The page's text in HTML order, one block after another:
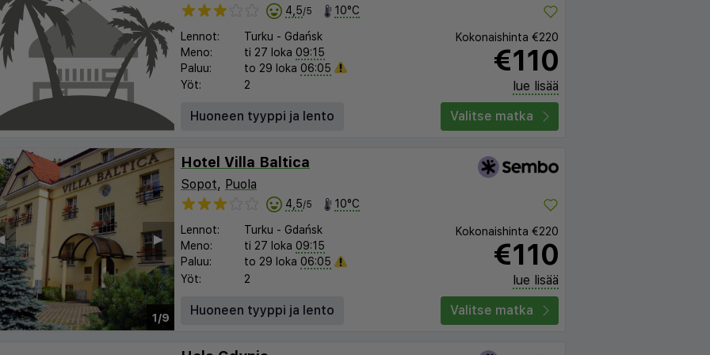
4,5/5 10°C
Lennot: Turku - Gdańsk
Meno:
ti 27 loka 09:15
Paluu:
to 29 loka 06:05
Yöt:
2
Kokonaishinta €220
€110
lue lisää
Huoneen tyyppi ja lento
Valitse matka
1/9
▶︎
Hotel Villa Baltica
Sopot, Puola
4,5/5 10°C
Lennot: Turku - Gdańsk
Meno:
ti 27 loka 09:15
Paluu:
to 29 loka 06:05
Yöt:
2
Kokonaishinta €220
€110
lue lisää
Huoneen tyyppi ja lento
Valitse matka